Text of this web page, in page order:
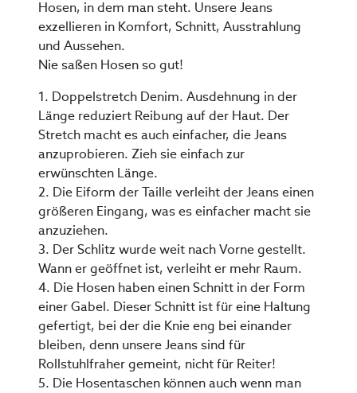
Hosen, in dem man steht. Unsere Jeans
exzellieren in Komfort, Schnitt, Ausstrahlung
und Aussehen.
Nie saßen Hosen so gut!
1. Doppelstretch Denim. Ausdehnung in der
Länge reduziert Reibung auf der Haut. Der
Stretch macht es auch einfacher, die Jeans
anzuprobieren. Zieh sie einfach zur
erwünschten Länge.
2. Die Eiform der Taille verleiht der Jeans einen
größeren Eingang, was es einfacher macht sie
anzuziehen.
3. Der Schlitz wurde weit nach Vorne gestellt.
Wann er geöffnet ist, verleiht er mehr Raum.
4. Die Hosen haben einen Schnitt in der Form
einer Gabel. Dieser Schnitt ist für eine Haltung
gefertigt, bei der die Knie eng bei einander
bleiben, denn unsere Jeans sind für
Rollstuhlfraher gemeint, nicht für Reiter!
5. Die Hosentaschen können auch wenn man